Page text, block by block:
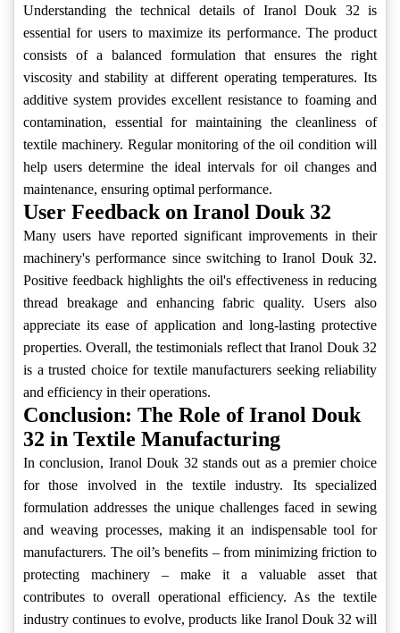
Understanding the technical details of Iranol Douk 32 is
essential for users to maximize its performance. The product
consists of a balanced formulation that ensures the right
viscosity and stability at different operating temperatures. Its
additive system provides excellent resistance to foaming and
contamination, essential for maintaining the cleanliness of
textile machinery. Regular monitoring of the oil condition will
help users determine the ideal intervals for oil changes and
maintenance, ensuring optimal performance.
User Feedback on Iranol Douk 32
Many users have reported significant improvements in their
machinery's performance since switching to Iranol Douk 32.
Positive feedback highlights the oil's effectiveness in reducing
thread breakage and enhancing fabric quality. Users also
appreciate its ease of application and long-lasting protective
properties. Overall, the testimonials reflect that Iranol Douk 32
is a trusted choice for textile manufacturers seeking reliability
and efficiency in their operations.
Conclusion: The Role of Iranol Douk
32 in Textile Manufacturing
In conclusion, Iranol Douk 32 stands out as a premier choice
for those involved in the textile industry. Its specialized
formulation addresses the unique challenges faced in sewing
and weaving processes, making it an indispensable tool for
manufacturers. The oil’s benefits – from minimizing friction to
protecting machinery – make it a valuable asset that
contributes to overall operational efficiency. As the textile
industry continues to evolve, products like Iranol Douk 32 will